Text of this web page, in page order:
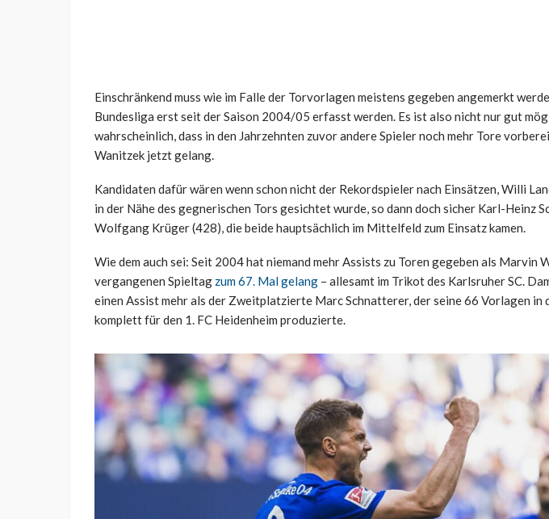
Einschränkend muss wie im Falle der Torvorlagen meistens gegeben angemerkt
Bundesliga erst seit der Saison 2004/05 erfasst werden. Es ist also nicht nur gut
wahrscheinlich, dass in den Jahrzehnten zuvor andere Spieler noch mehr Tore
Wanitzek jetzt gelang.
Kandidaten dafür wären wenn schon nicht der Rekordspieler nach Einsätzen, Willi
in der Nähe des gegnerischen Tors gesichtet wurde, so dann doch sicher Karl-Heinz
Wolfgang Krüger (428), die beide hauptsächlich im Mittelfeld zum Einsatz kamen.
Wie dem auch sei: Seit 2004 hat niemand mehr Assists zu Toren gegeben als Marvin
vergangenen Spieltag zum 67. Mal gelang – allesamt im Trikot des Karlsruher SC.
einen Assist mehr als der Zweitplatzierte Marc Schnatterer, der seine 66 Vorlagen in
komplett für den 1. FC Heidenheim produzierte.